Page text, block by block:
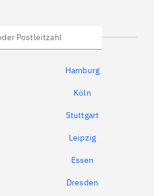
Hamburg
Köln
Stuttgart
Leipzig
Essen
Dresden